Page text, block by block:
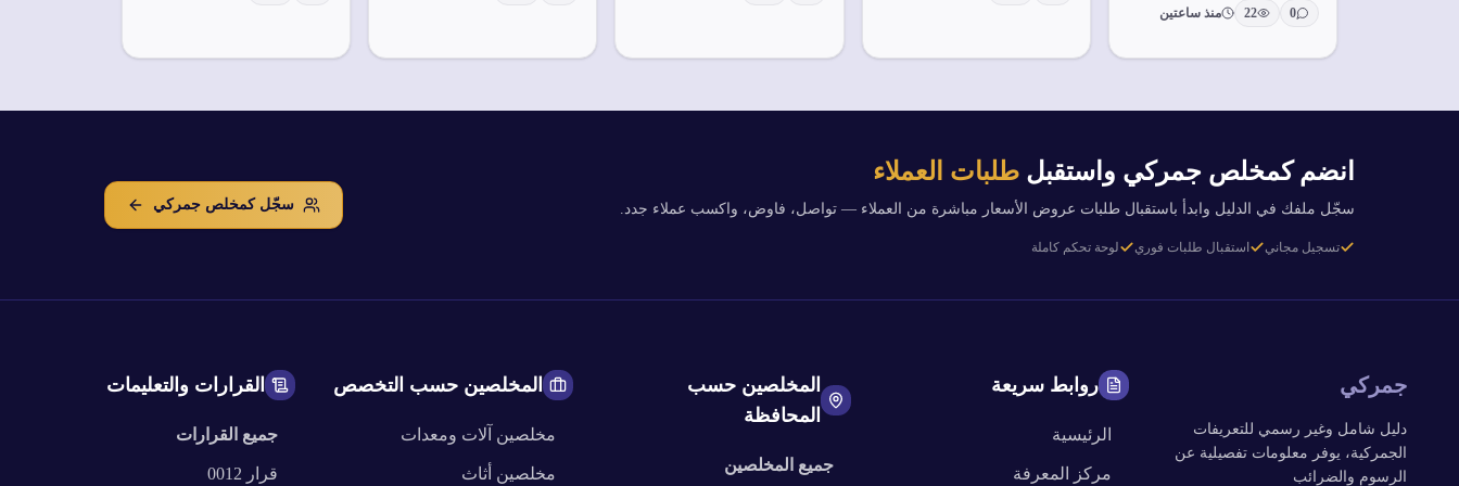
0
22 منذ ساعتين
انضم كمخلص جمركي واستقبل طلبات العملاء
سجّل ملفك في الدليل وابدأ باستقبال طلبات عروض الأسعار مباشرة من العملاء — تواصل، فاوض، واكسب عملاء جدد.
تسجيل مجاني استقبال طلبات فوري لوحة تحكم كاملة
سجّل كمخلص جمركي
جمركي
دليل شامل وغير رسمي للتعريفات
الجمركية، يوفر معلومات تفصيلية عن
الرسوم والضرائب
روابط سريعة
الرئيسية
مركز المعرفة
المخلصين حسب
المحافظة
جميع المخلصين
المخلصين حسب التخصص
مخلصين آلات ومعدات
مخلصين أثاث
القرارات والتعليمات
جميع القرارات
قرار 0012